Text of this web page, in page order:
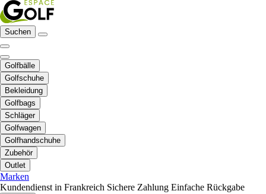
Suchen
Golfbälle
Golfschuhe
Bekleidung
Golfbags
Schläger
Golfwagen
Golfhandschuhe
Zubehör
Outlet
Marken
Kundendienst in Frankreich Sichere Zahlung Einfache Rückgabe